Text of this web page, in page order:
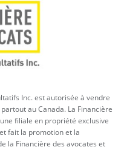
Inc. est autorisée à vendre
au Canada. La Financière
filiale en propriété exclusive
fait la promotion et la
la Financière des avocates et